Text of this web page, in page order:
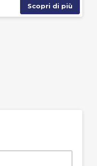
Scopri di più